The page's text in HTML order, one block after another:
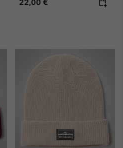
22,00 €